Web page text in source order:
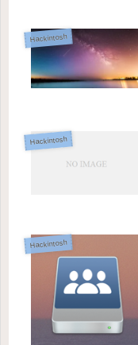
Hackintosh
Hackintosh
Hackintosh